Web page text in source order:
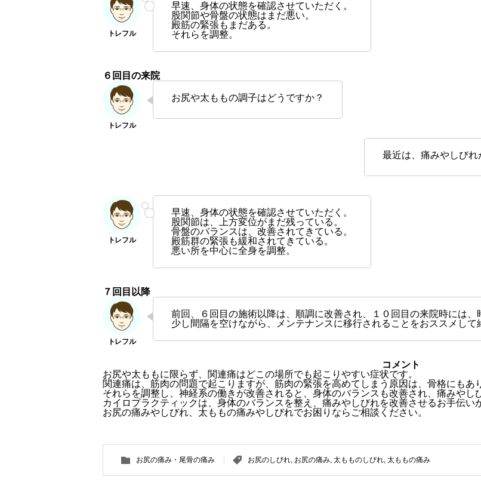
早速、身体の状態を確認させていただく。
股関節や骨盤の状態はまだ悪い。
殿筋の緊張もまだある。
それらを調整。
６回目の来院
お尻や太ももの調子はどうですか？
最近は、痛みやしびれ
早速、身体の状態を確認させていただく。
股関節は、上方変位がまだ残っている。
骨盤のバランスは、改善されてきている。
殿筋群の緊張も緩和されてきている。
悪い所を中心に全身を調整。
７回目以降
前回、６回目の施術以降は、順調に改善され、１０回目の来院時には、
少し間隔を空けながら、メンテナンスに移行されることをおススメして
コメント
お尻や太ももに限らず、関連痛はどこの場所でも起こりやすい症状です。
関連痛は、筋肉の問題で起こりますが、筋肉の緊張を高めてしまう原因は、骨格にもあ
それらを調整し、神経系の働きが改善されると、身体のバランスも改善され、痛みやし
カイロプラクティックは、身体のバランスを整え、痛みやしびれを改善させるお手伝い
お尻の痛みやしびれ、太ももの痛みやしびれでお困りならご相談ください。
お尻の痛み・尾骨の痛み お尻のしびれ, お尻の痛み, 太もものしびれ, 太ももの痛み